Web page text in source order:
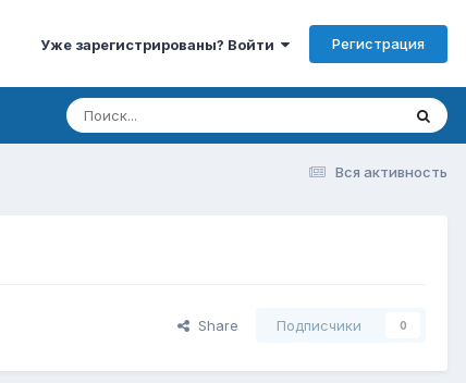
Уже зарегистрированы? Войти Регистрация
Вся активность
Share Подписчики 0